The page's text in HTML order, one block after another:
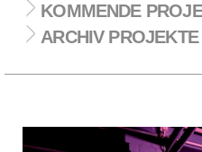
KOMMENDE
ARCHIV PROJEKTE